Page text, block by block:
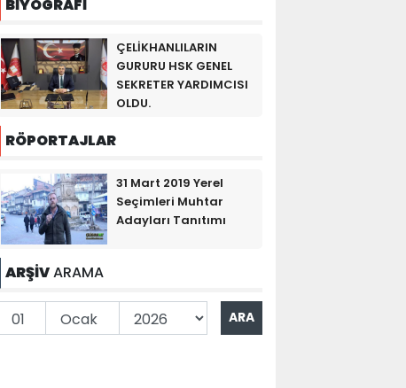
BİYOGRAFİ
ÇELİKHANLILARIN
GURURU HSK GENEL
SEKRETER YARDIMCISI
OLDU.
RÖPORTAJLAR
31 Mart 2019 Yerel
Seçimleri Muhtar
Adayları Tanıtımı
ARŞİVARAMA